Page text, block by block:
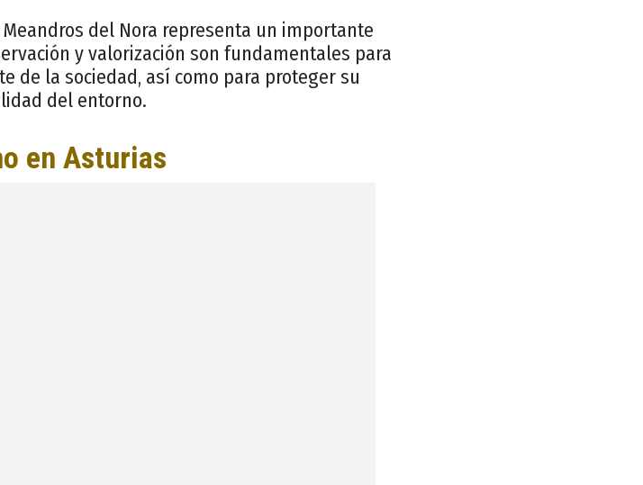
del Nora representa un importante
y valorización son fundamentales para
de la sociedad, así como para proteger su
del entorno.